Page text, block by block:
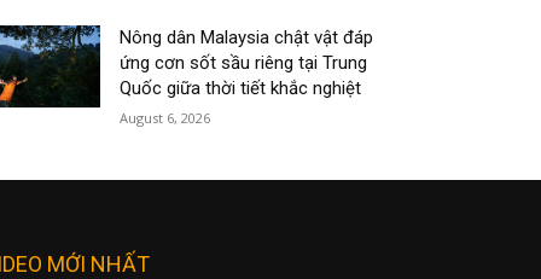
Nông dân Malaysia chật vật đáp
ứng cơn sốt sầu riêng tại Trung
Quốc giữa thời tiết khắc nghiệt
August 6, 2026
MỚI NHẤT